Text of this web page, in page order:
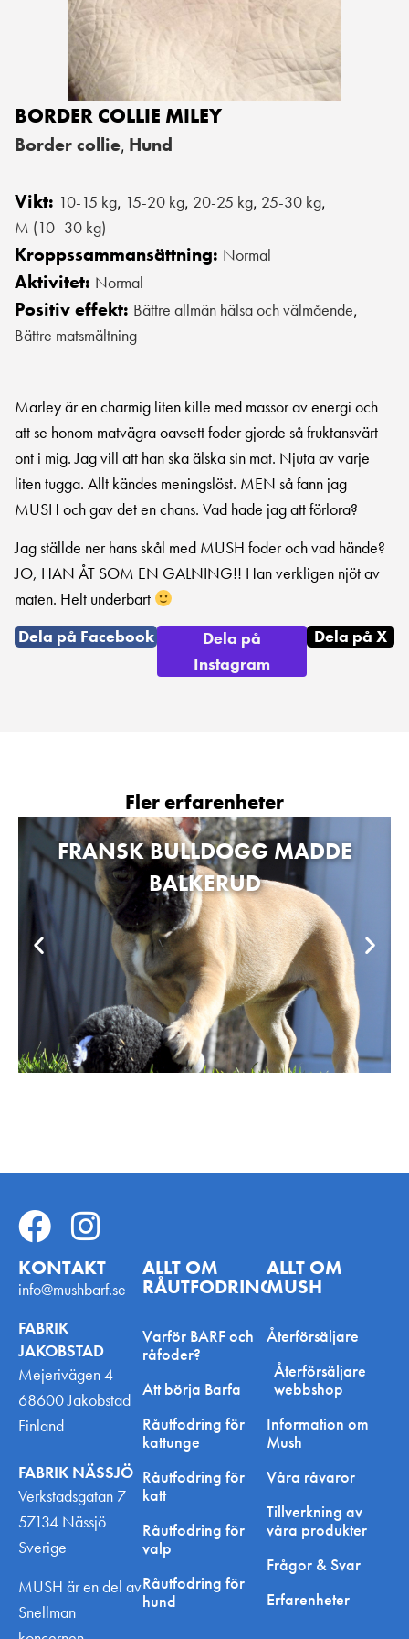
BORDER COLLIE MILEY
Border collie, Hund
Vikt: 10-15 kg, 15-20 kg, 20-25 kg, 25-30 kg,
M (10–30 kg)
Kroppssammansättning: Normal
Aktivitet: Normal
Positiv effekt: Bättre allmän hälsa och välmående,
Bättre matsmältning
Marley är en charmig liten kille med massor av energi och
att se honom matvägra oavsett foder gjorde så fruktansvärt
ont i mig. Jag vill att han ska älska sin mat. Njuta av varje
liten tugga. Allt kändes meningslöst. MEN så fann jag
MUSH och gav det en chans. Vad hade jag att förlora?
Jag ställde ner hans skål med MUSH foder och vad hände?
JO, HAN ÅT SOM EN GALNING!! Han verkligen njöt av
maten. Helt underbart
Dela på Facebook
Dela på
Instagram
Dela på X
Fler erfarenheter
FRANSK BULLDOGG MADDE
BALKERUD
KONTAKT
info@mushbarf.se
FABRIK
JAKOBSTAD
Mejerivägen 4
68600 Jakobstad
Finland
FABRIK NÄSSJÖ
Verkstadsgatan 7
57134 Nässjö
Sverige
MUSH är en del av
Snellman
ALLT OM
RÅUTFODRING
Varför BARF och
råfoder?
Att börja Barfa
Råutfodring för
kattunge
Råutfodring för
katt
Råutfodring för
valp
Råutfodring för
hund
ALLT OM
MUSH
Återförsäljare
Återförsäljare
webbshop
Information om
Mush
Våra råvaror
Tillverkning av
våra produkter
Frågor & Svar
Erfarenheter